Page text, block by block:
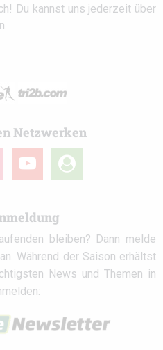
Du kannst uns jederzeit über
Netzwerken
youtube
user-
circle
bleiben? Dann melde
Während der Saison erhältst
News und Themen in